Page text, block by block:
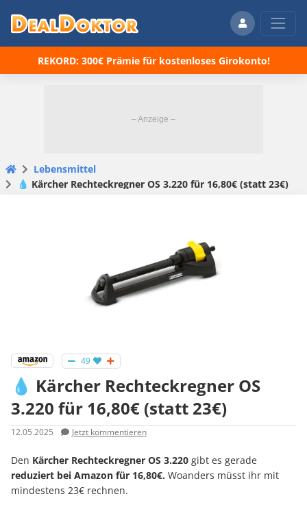
REKORD: 300€ Prämie für kostenloses Girokonto!
Lebensmittel
💧 Kärcher Rechteckregner OS 3.220 für 16,80€ (statt 23€)
49
💧 Kärcher Rechteckregner OS
3.220 für 16,80€ (statt 23€)
12.05.2025 Jetzt kommentieren
Den Kärcher Rechteckregner OS 3.220 gibt es gerade
reduziert bei Amazon für 16,80€. Woanders müsst ihr mit
mindestens 23€ rechnen.